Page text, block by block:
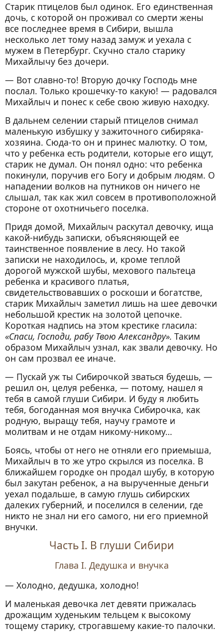
Старик птицелов был одинок. Его единственная
дочь, с которой он проживал со смерти жены
все последнее время в Сибири, вышла
несколько лет тому назад замуж и уехала с
мужем в Петербург. Скучно стало старику
Михайлычу без дочери.
— Вот славно-то! Вторую дочку Господь мне
послал. Только крошечку-то какую! — радовался
Михайлыч и понес к себе свою живую находку.
В дальнем селении старый птицелов снимал
маленькую избушку у зажиточного сибиряка-
хозяина. Сюда-то он и принес малютку. О том,
что у ребенка есть родители, которые его ищут,
старик не думал. Он понял одно: что ребенка
покинули, поручив его Богу и добрым людям. О
нападении волков на путников он ничего не
слышал, так как жил совсем в противоположной
стороне от охотничьего поселка.
Придя домой, Михайлыч раскутал девочку, ища
какой-нибудь записки, объясняющей ее
таинственное появление в лесу. Но такой
записки не находилось, и, кроме теплой
дорогой мужской шубы, мехового пальтеца
ребенка и красивого платья,
свидетельствовавших о роскоши и богатстве,
старик Михайлыч заметил лишь на шее девочки
небольшой крестик на золотой цепочке.
Короткая надпись на этом крестике гласила:
«Спаси, Господи, рабу Твою Александру». Таким
образом Михайлыч узнал, как звали девочку. Но
он сам прозвал ее иначе.
— Пускай уж ты Сибирочкой зваться будешь, —
решил он, целуя ребенка, — потому, нашел я
тебя в самой глуши Сибири. И буду я любить
тебя, богоданная моя внучка Сибирочка, как
родную, выращу тебя, научу грамоте и
молитвам и не отдам никому-никому…
Боясь, чтобы от него не отняли его приемыша,
Михайлыч в то же утро скрылся из поселка. В
ближайшем городке он продал шубу, в которую
был закутан ребенок, а на вырученные деньги
уехал подальше, в самую глушь сибирских
далеких губерний, и поселился в селении, где
никто не знал ни его самого, ни его приемной
внучки.
Часть I. В глуши Сибири
Глава I. Дедушка и внучка
— Холодно, дедушка, холодно!
И маленькая девочка лет девяти прижалась
дрожащим худеньким тельцем к высокому
тощему старику, строгавшему какие-то палочки.